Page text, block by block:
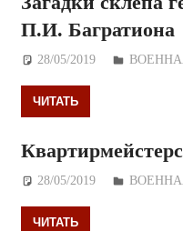
П.И. Багратиона
28/05/2019
ЧИТАТЬ
28/05/2019
ЧИТАТЬ